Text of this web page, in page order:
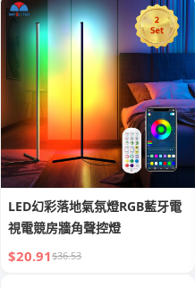
LED幻彩落地氣氛燈RGB藍牙電
視電競房牆角聲控燈
$20.91$36.53